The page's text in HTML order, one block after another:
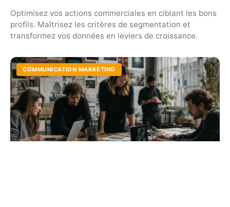
Optimisez vos actions commerciales en ciblant les bons
profils. Maîtrisez les critères de segmentation et
transformez vos données en leviers de croissance.
COMMUNICATION MARKETING